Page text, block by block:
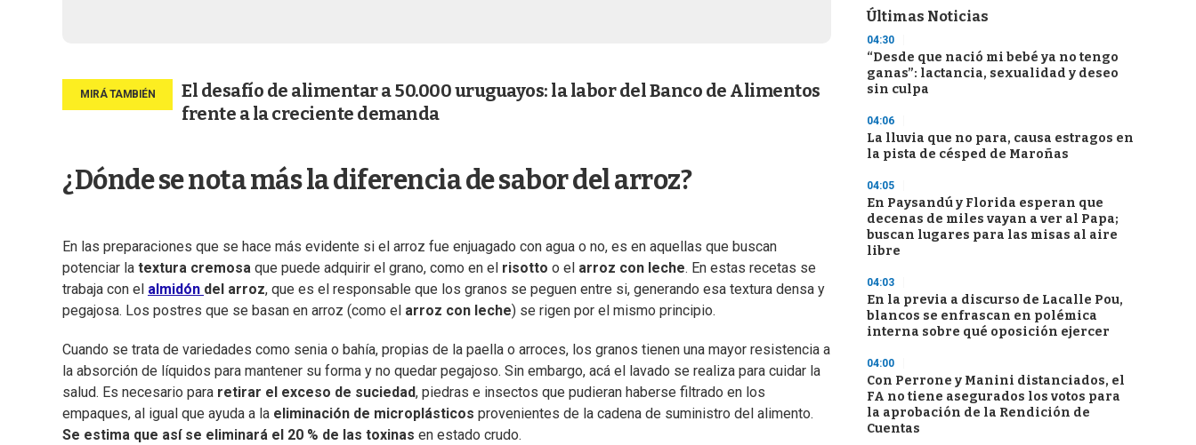
El desafío de alimentar a 50.000 uruguayos: la labor del Banco de Alimentos
frente a la creciente demanda
¿Dónde se nota más la diferencia de sabor del arroz?
En las preparaciones que se hace más evidente si el arroz fue enjuagado con agua o no, es en aquellas que buscan
potenciar la textura cremosa que puede adquirir el grano, como en el risotto o el arroz con leche. En estas recetas se
trabaja con el almidón del arroz, que es el responsable que los granos se peguen entre si, generando esa textura densa y
pegajosa. Los postres que se basan en arroz (como el arroz con leche) se rigen por el mismo principio.
Cuando se trata de variedades como senia o bahía, propias de la paella o arroces, los granos tienen una mayor resistencia a
la absorción de líquidos para mantener su forma y no quedar pegajoso. Sin embargo, acá el lavado se realiza para cuidar la
salud. Es necesario para retirar el exceso de suciedad, piedras e insectos que pudieran haberse filtrado en los
empaques, al igual que ayuda a la eliminación de microplásticos provenientes de la cadena de suministro del alimento.
Se estima que así se eliminará el 20 % de las toxinas en estado crudo.
Últimas Noticias
04:30
“Desde que nació mi bebé ya no tengo
ganas”: lactancia, sexualidad y deseo
sin culpa
04:06
La lluvia que no para, causa estragos en
la pista de césped de Maroñas
04:05
En Paysandú y Florida esperan que
decenas de miles vayan a ver al Papa;
buscan lugares para las misas al aire
libre
04:03
En la previa a discurso de Lacalle Pou,
blancos se enfrascan en polémica
interna sobre qué oposición ejercer
04:00
Con Perrone y Manini distanciados, el
FA no tiene asegurados los votos para
la aprobación de la Rendición de
Cuentas